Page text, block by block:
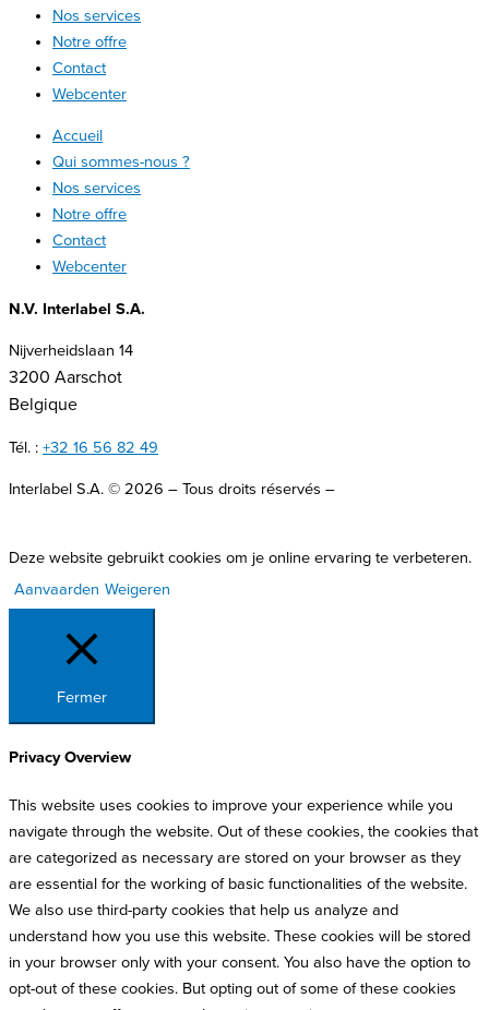
Nos services
Notre offre
Contact
Webcenter
Accueil
Qui sommes-nous ?
Nos services
Notre offre
Contact
Webcenter
N.V. Interlabel S.A.
Nijverheidslaan 14
3200 Aarschot
Belgique
Tél. : +32 16 56 82 49
Interlabel S.A. © 2026 – Tous droits réservés –
Deze website gebruikt cookies om je online ervaring te verbeteren.
Aanvaarden Weigeren
Fermer
Privacy Overview
This website uses cookies to improve your experience while you
navigate through the website. Out of these cookies, the cookies that
are categorized as necessary are stored on your browser as they
are essential for the working of basic functionalities of the website.
We also use third-party cookies that help us analyze and
understand how you use this website. These cookies will be stored
in your browser only with your consent. You also have the option to
opt-out of these cookies. But opting out of some of these cookies